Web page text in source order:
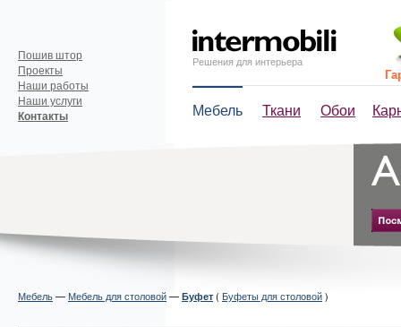
Решения для интерьера
Мебель Ткани Обои
Пошив штор
Проекты
Наши работы
Наши услуги
Контакты
Мебель— Мебель для столовой— Буфет ( Буфеты для столовой)